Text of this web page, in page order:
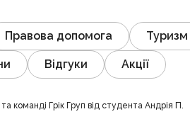
Правова допомога Туризм
Відгуки Акції
команді Грік Груп від студента Андрія П.